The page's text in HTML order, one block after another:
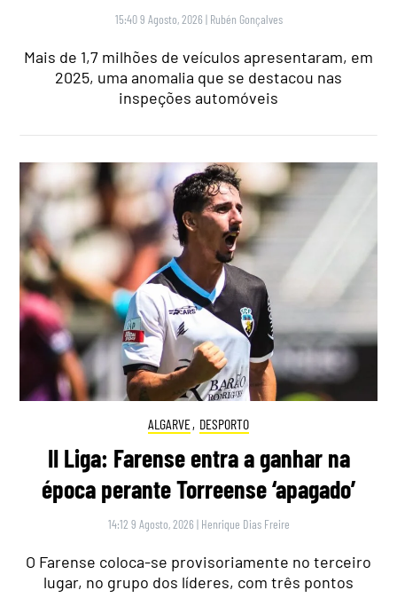
15:40 9 Agosto, 2026 | Rubén Gonçalves
Mais de 1,7 milhões de veículos apresentaram, em
2025, uma anomalia que se destacou nas
inspeções automóveis
ALGARVE, DESPORTO
II Liga: Farense entra a ganhar na
época perante Torreense ‘apagado’
14:12 9 Agosto, 2026 | Henrique Dias Freire
O Farense coloca-se provisoriamente no terceiro
lugar, no grupo dos líderes, com três pontos